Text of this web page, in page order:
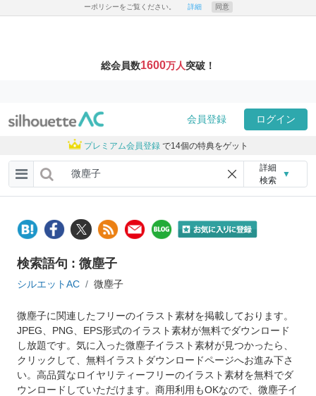
ーポリシーをご覧ください。 詳細 同意
総会員数1600万人突破！
会員登録 ログイン
プレミアム会員登録 で14個の特典をゲット
詳細
検索
▼
検索語句 : 微塵子
シルエットAC 微塵子
微塵子に関連したフリーのイラスト素材を掲載しております。
JPEG、PNG、EPS形式のイラスト素材が無料でダウンロード
し放題です。気に入った微塵子イラスト素材が見つかったら、
クリックして、無料イラストダウンロードページへお進み下さ
い。高品質なロイヤリティーフリーのイラスト素材を無料でダ
ウンロードしていただけます。商用利用もOKなので、微塵子イ